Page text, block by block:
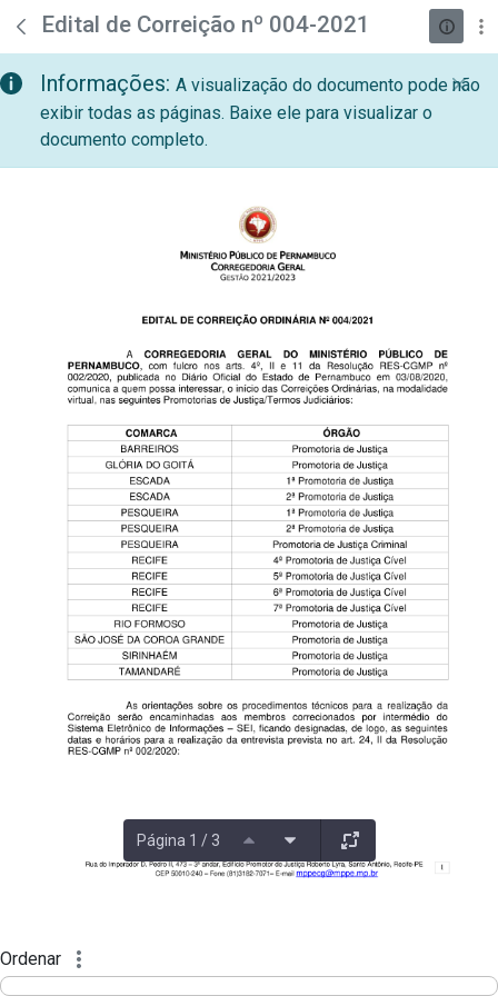
Pular para o Conteúdo principal
teste descricao
Edital de Correição nº 004-2021
Informações: A visualização do documento pode não
exibir todas as páginas. Baixe ele para visualizar o
documento completo.
Página 1 / 3
Ordenar